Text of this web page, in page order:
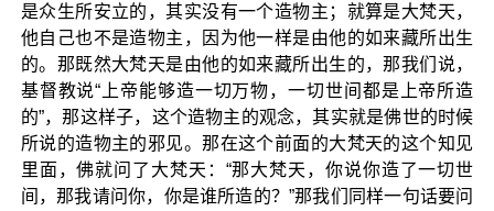
是众生所安立的，其实没有一个造物主；就算是大梵天，
他自己也不是造物主，因为他一样是由他的如来藏所出生
的。那既然大梵天是由他的如来藏所出生的，那我们说，
基督教说“上帝能够造一切万物，一切世间都是上帝所造
的”，那这样子，这个造物主的观念，其实就是佛世的时候
所说的造物主的邪见。那在这个前面的大梵天的这个知见
里面，佛就问了大梵天：“那大梵天，你说你造了一切世
间，那我请问你，你是谁所造的？”那我们同样一句话要问